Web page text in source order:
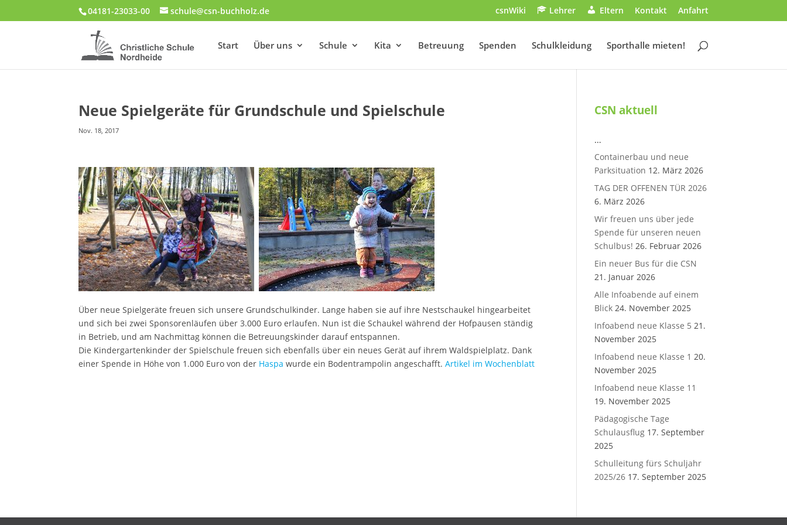
04181-23033-00 schule@csn-buchholz.de csnWiki Lehrer Eltern Kontakt Anfahrt
Start Über uns Schule Kita Betreuung Spenden Schulkleidung Sporthalle mieten!
Neue Spielgeräte für Grundschule und Spielschule
Nov. 18, 2017
Über neue Spielgeräte freuen sich unsere Grundschulkinder. Lange haben sie auf ihre Nestschaukel hingearbeitet
und sich bei zwei Sponsorenläufen über 3.000 Euro erlaufen. Nun ist die Schaukel während der Hofpausen ständig
in Betrieb, und am Nachmittag können die Betreuungskinder darauf entspannen.
Die Kindergartenkinder der Spielschule freuen sich ebenfalls über ein neues Gerät auf ihrem Waldspielplatz. Dank
einer Spende in Höhe von 1.000 Euro von der Haspa wurde ein Bodentrampolin angeschafft. Artikel im Wochenblatt
CSN aktuell
…
Containerbau und neue
Parksituation 12. März 2026
TAG DER OFFENEN TÜR 2026
6. März 2026
Wir freuen uns über jede
Spende für unseren neuen
Schulbus! 26. Februar 2026
Ein neuer Bus für die CSN
21. Januar 2026
Alle Infoabende auf einem
Blick 24. November 2025
Infoabend neue Klasse 5 21.
November 2025
Infoabend neue Klasse 1 20.
November 2025
Infoabend neue Klasse 11
19. November 2025
Pädagogische Tage
Schulausflug 17. September
2025
Schulleitung fürs Schuljahr
2025/26 17. September 2025